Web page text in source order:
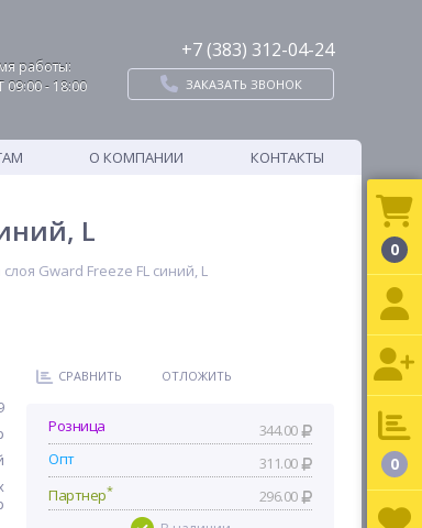
работы:
09:00 - 18:00
+7 (383) 312-04-24
ЗАКАЗАТЬ ЗВОНОК
О КОМПАНИИ КОНТАКТЫ
L
Gward Freeze FL синий, L
СРАВНИТЬ ОТЛОЖИТЬ
Розница
344.00
Опт
311.00
Партнер* 296.00
0
0